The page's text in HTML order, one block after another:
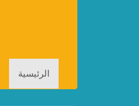
الرئيسية